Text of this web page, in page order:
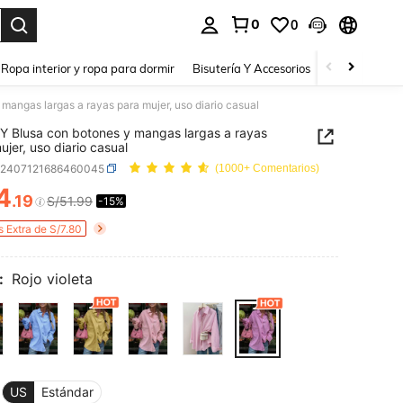
0 0
Ropa interior y ropa para dormir Bisutería Y Accesorios Zapatos
largas a rayas para mujer, uso diario casual
Blusa con botones y mangas largas a rayas
uso diario casual
(1000+ Comentarios)
AND AVAILABILITY
.19 S/51.99 -15%
Extra de S/7.80
Rojo violeta
US Estándar